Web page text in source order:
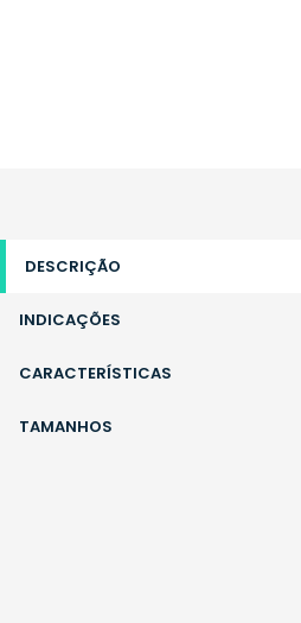
DESCRIÇÃO
INDICAÇÕES
CARACTERÍSTICAS
TAMANHOS